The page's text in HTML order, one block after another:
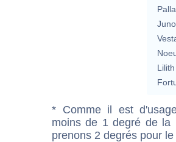
Lilith
* Comme il est
moins de 1 degré de la
prenons 2 degrés pour